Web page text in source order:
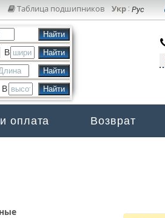
Таблица подшипников Укр: Рус
B
B
оплата Возврат